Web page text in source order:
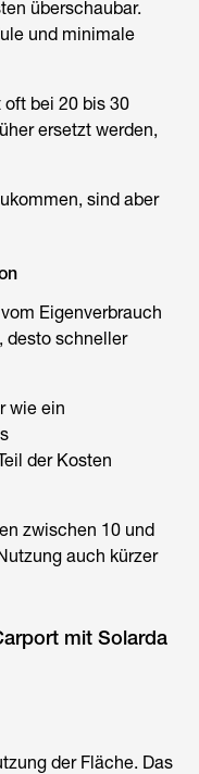
überschaubar.
und minimale
bei 20 bis 30
ersetzt werden,
sind aber
Eigenverbrauch
desto schneller
wie ein
der Kosten
zwischen 10 und
auch kürzer
mit Solarda
der Fläche. Das